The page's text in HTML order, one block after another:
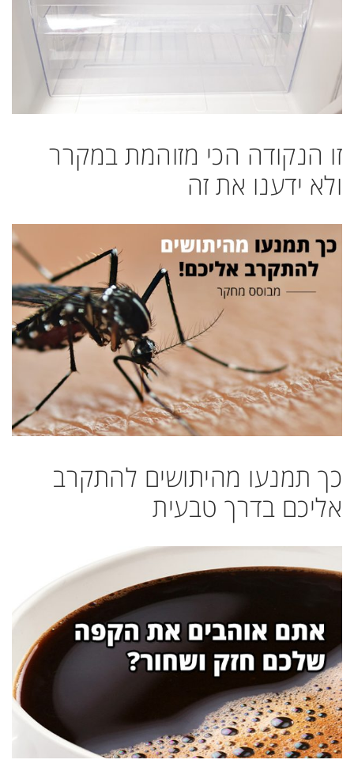
זו הנקודה הכי מזוהמת במקרר
ולא ידענו את זה
כך תמנעו מהיתושים להתקרב
אליכם בדרך טבעית